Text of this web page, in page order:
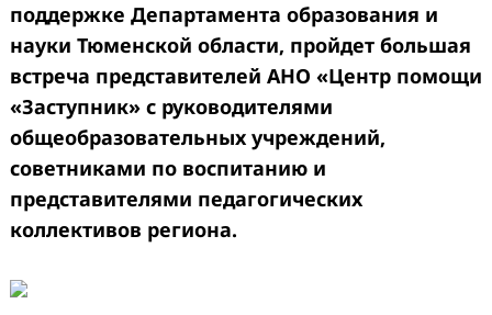
поддержке Департамента образования и
науки Тюменской области, пройдет большая
встреча представителей АНО «Центр помощи
«Заступник» с руководителями
общеобразовательных учреждений,
советниками по воспитанию и
представителями педагогических
коллективов региона.